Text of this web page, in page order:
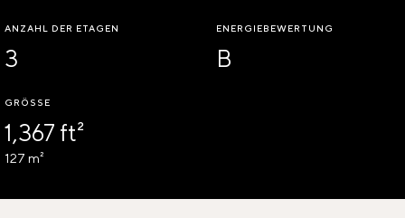
ANZAHL DER ETAGEN
3
ENERGIEBEWERTUNG
B
GRÖSSE
1,367 ft²
127 m²